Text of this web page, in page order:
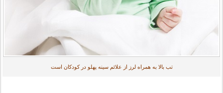
تب بالا به همراه لرز از علائم سینه پهلو در کودکان است